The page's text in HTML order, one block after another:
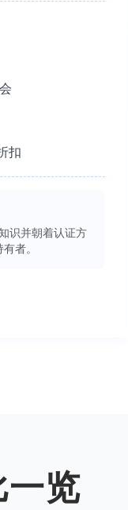
扣
识并朝着认证方
者。
一览